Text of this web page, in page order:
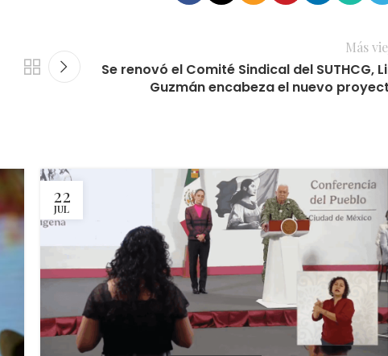
Más
Se renovó el Comité Sindical del SUTHCG,
Guzmán encabeza el nuevo
22
JUL